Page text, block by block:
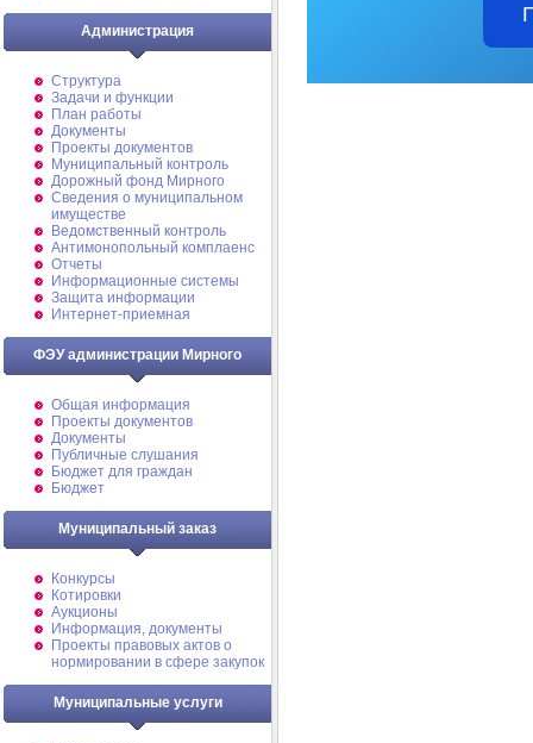
Администрация
Структура
Задачи и функции
План работы
Документы
Проекты документов
Муниципальный контроль
Дорожный фонд Мирного
Cведения о муниципальном
имуществе
Ведомственный контроль
Антимонопольный комплаенс
Отчеты
Информационные системы
Защита информации
Интернет-приемная
ФЭУ администрации Мирного
Общая информация
Проекты документов
Документы
Публичные слушания
Бюджет для граждан
Бюджет
Муниципальный заказ
Конкурсы
Котировки
Аукционы
Информация, документы
Проекты правовых актов о
нормировании в сфере закупок
Муниципальные услуги